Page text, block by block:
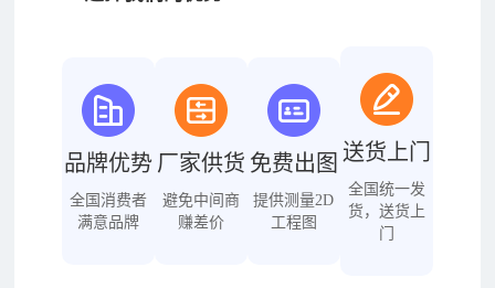
品牌优势
全国消费者
满意品牌
厂家供货
避免中间商
赚差价
免费出图
提供测量2D
工程图
送货上门
全国统一发
货，送货上
门